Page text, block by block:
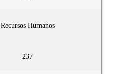
Recursos Humanos
237